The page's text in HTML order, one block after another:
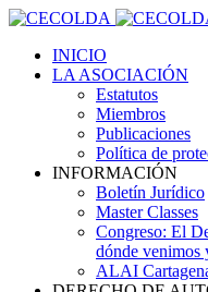
INICIO
LA ASOCIACIÓN
Estatutos
Miembros
Publicaciones
Política de
INFORMACIÓN
Boletín Jurídico
Master Classes
Congreso: El
dónde venimos
ALAI